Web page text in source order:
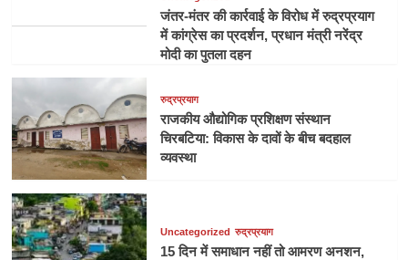
जंतर-मंतर की कार्रवाई के विरोध में रुद्रप्रयाग
में कांग्रेस का प्रदर्शन, प्रधान मंत्री नरेंद्र
मोदी का पुतला दहन
रुद्रप्रयाग
राजकीय औद्योगिक प्रशिक्षण संस्थान
चिरबटिया: विकास के दावों के बीच बदहाल
व्यवस्था
Uncategorized रुद्रप्रयाग
15 दिन में समाधान नहीं तो आमरण अनशन,